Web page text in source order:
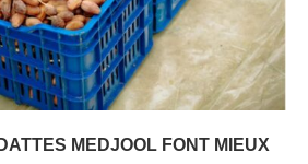
MEDJOOL FONT MIEUX